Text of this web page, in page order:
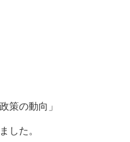
策の動向」
した。